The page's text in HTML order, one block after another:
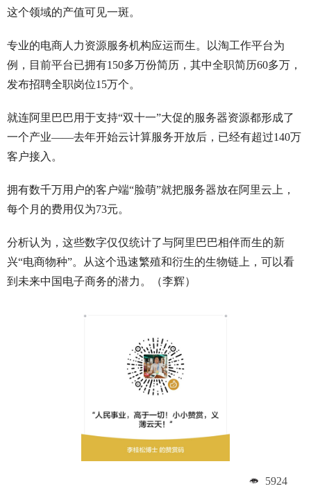
这个领域的产值可见一斑。
专业的电商人力资源服务机构应运而生。以淘工作平台为
例，目前平台已拥有150多万份简历，其中全职简历60多万，
发布招聘全职岗位15万个。
就连阿里巴巴用于支持“双十一”大促的服务器资源都形成了
一个产业——去年开始云计算服务开放后，已经有超过140万
客户接入。
拥有数千万用户的客户端“脸萌”就把服务器放在阿里云上，
每个月的费用仅为73元。
分析认为，这些数字仅仅统计了与阿里巴巴相伴而生的新
兴“电商物种”。从这个迅速繁殖和衍生的生物链上，可以看
到未来中国电子商务的潜力。（李辉）
5924